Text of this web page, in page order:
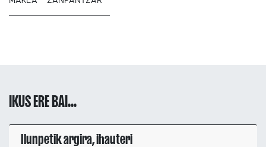
IKUS ERE BAI...
Ilunpetik argira, ihauteri